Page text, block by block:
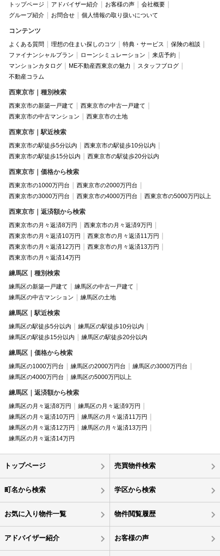
トップページ アドバイザー紹介 お客様の声
会社概要
グループ紹介
お問合せ 個人情報の取り扱いについて
コンテンツ
よくある質問 理想の住まい探しのコツ 特典・サービス
保険の相談
ファイナンシャルプラン
ローンシミュレーション
来店予約
マンションカタログ
ME不動産西東京の魅力
スタッフブログ
不動産コラム
西東京市｜種別検索
西東京市の新築一戸建て
西東京市の中古一戸建て
西東京市の中古マンション
西東京市の土地
西東京市｜駅近検索
西東京市の駅徒歩5分以内
西東京市の駅徒歩10分以内
西東京市の駅徒歩15分以内
西東京市の駅徒歩20分以内
西東京市｜価格から検索
西東京市の1000万円台
西東京市の2000万円台
西東京市の3000万円台
西東京市の4000万円台 西東京市の5000万円以上
西東京市｜返済額から検索
西東京市の月々返済8万円
西東京市の月々返済9万円
西東京市の月々返済10万円
西東京市の月々返済11万円
西東京市の月々返済12万円
西東京市の月々返済13万円
西東京市の月々返済14万円
練馬区｜種別検索
練馬区の新築一戸建て
練馬区の中古一戸建て
練馬区の中古マンション
練馬区の土地
練馬区｜駅近検索
練馬区の駅徒歩5分以内
練馬区の駅徒歩10分以内
練馬区の駅徒歩15分以内
練馬区の駅徒歩20分以内
練馬区｜価格から検索
練馬区の1000万円台 練馬区の2000万円台
練馬区の3000万円台
練馬区の4000万円台
練馬区の5000万円以上
練馬区｜返済額から検索
練馬区の月々返済8万円
練馬区の月々返済9万円
練馬区の月々返済10万円
練馬区の月々返済11万円
練馬区の月々返済12万円
練馬区の月々返済13万円
練馬区の月々返済14万円
トップページ 売買物件検索
町名から検索 学区から検索
お気に入り物件一覧 物件閲覧履歴
アドバイザー紹介 お客様の声